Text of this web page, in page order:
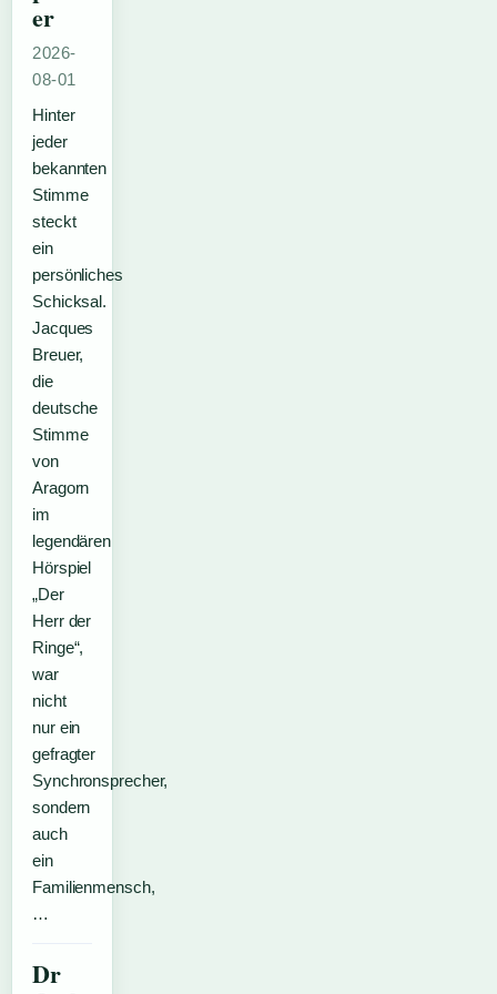
er
2026-
08-01
Hinter
jeder
bekannten
Stimme
steckt
ein
persönliches
Schicksal.
Jacques
Breuer,
die
deutsche
Stimme
von
Aragorn
im
legendären
Hörspiel
„Der
Herr der
Ringe“,
war
nicht
nur ein
gefragter
Synchronsprecher,
sondern
auch
ein
Familienmensch,
…
Dr